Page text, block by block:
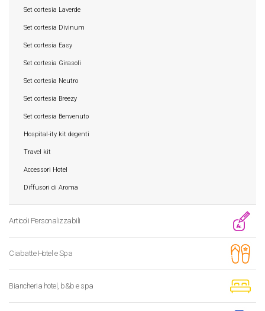
Set cortesia Laverde
Set cortesia Divinum
Set cortesia Easy
Set cortesia Girasoli
Set cortesia Neutro
Set cortesia Breezy
Set cortesia Benvenuto
Hospital-ity kit degenti
Travel kit
Accessori Hotel
Diffusori di Aroma
Articoli Personalizzabili
Ciabatte Hotel e Spa
Biancheria hotel, b&b e spa